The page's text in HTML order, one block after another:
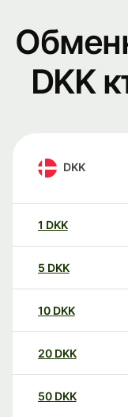
DKK
DKK
1 DKK
5 DKK
10 DKK
20 DKK
50 DKK